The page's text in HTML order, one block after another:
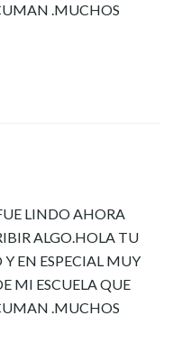
.MUCHOS
LINDO AHORA
ALGO.HOLA TU
EN ESPECIAL MUY
MI ESCUELA QUE
.MUCHOS